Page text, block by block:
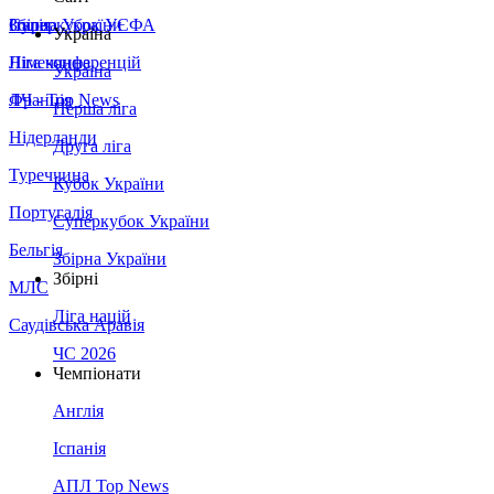
Збірна України
Італія
Німеччина
Франція
Нідерланди
Туреччина
Португалія
Бельгія
МЛС
Саудівська Аравія
Суперкубок УЄФА
Ліга конференцій
ЛЧ - Top News
Україна
Україна
Перша ліга
Друга ліга
Кубок України
Суперкубок України
Збірна України
Збірні
Ліга націй
ЧС 2026
Чемпіонати
Англія
Іспанія
АПЛ Top News